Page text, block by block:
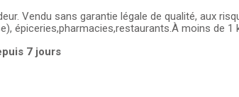
Vendu sans garantie légale de qualité, aux
épiceries,pharmacies,restaurants.À moins de 1
7 jours